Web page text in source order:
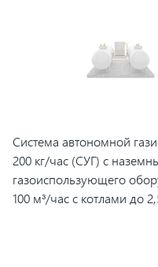
Система автономной
200 кг/час (СУГ) с
газоиспользующего
100 м³/час с котлами до